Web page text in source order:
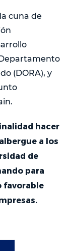
cuna de
(DORA), y
hacer
a los
de
para
favorable